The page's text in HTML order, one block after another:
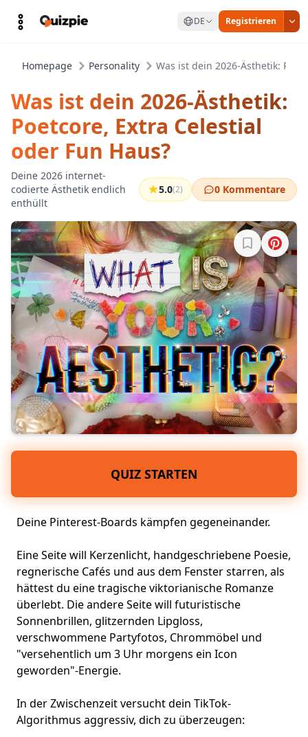
DE Registrieren
Homepage Personality Was ist dein 2026-Ästhetik:
Was ist dein 2026-Ästhetik:
Poetcore, Extra Celestial
oder Fun Haus?
Deine 2026 internet-
codierte Ästhetik endlich
enthüllt
5.0(2) 0 Kommentare
Melde dich
QUIZ STARTEN
Deine Pinterest-Boards kämpfen gegeneinander.
Eine Seite will Kerzenlicht, handgeschriebene Poesie,
regnerische Cafés und aus dem Fenster starren, als
hättest du eine tragische viktorianische Romanze
überlebt. Die andere Seite will futuristische
Sonnenbrillen, glitzernden Lipgloss,
verschwommene Partyfotos, Chrommöbel und
"versehentlich um 3 Uhr morgens ein Icon
geworden"-Energie.
In der Zwischenzeit versucht dein TikTok-
Algorithmus aggressiv, dich zu überzeugen: